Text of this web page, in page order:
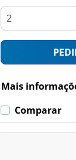
Mais
Comparar